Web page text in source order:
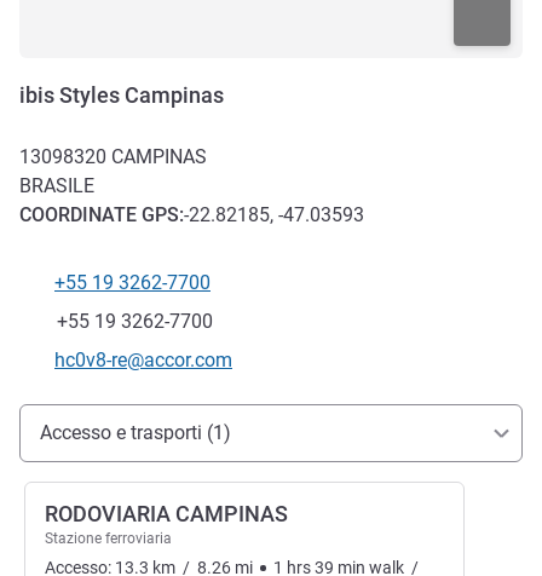
ibis Styles Campinas
13098320 CAMPINAS
BRASILE
COORDINATE GPS:-22.82185, -47.03593
Telefono
+55 19 3262-7700
Fax
+55 19 3262-7700
E-mail di contatto
hc0v8-re@accor.com
Accesso e trasporti
Accesso e trasporti (1)
RODOVIARIA CAMPINAS
Stazione ferroviaria
Accesso: 13.3 km / 8.26 mi 1 hrs39 min walk /